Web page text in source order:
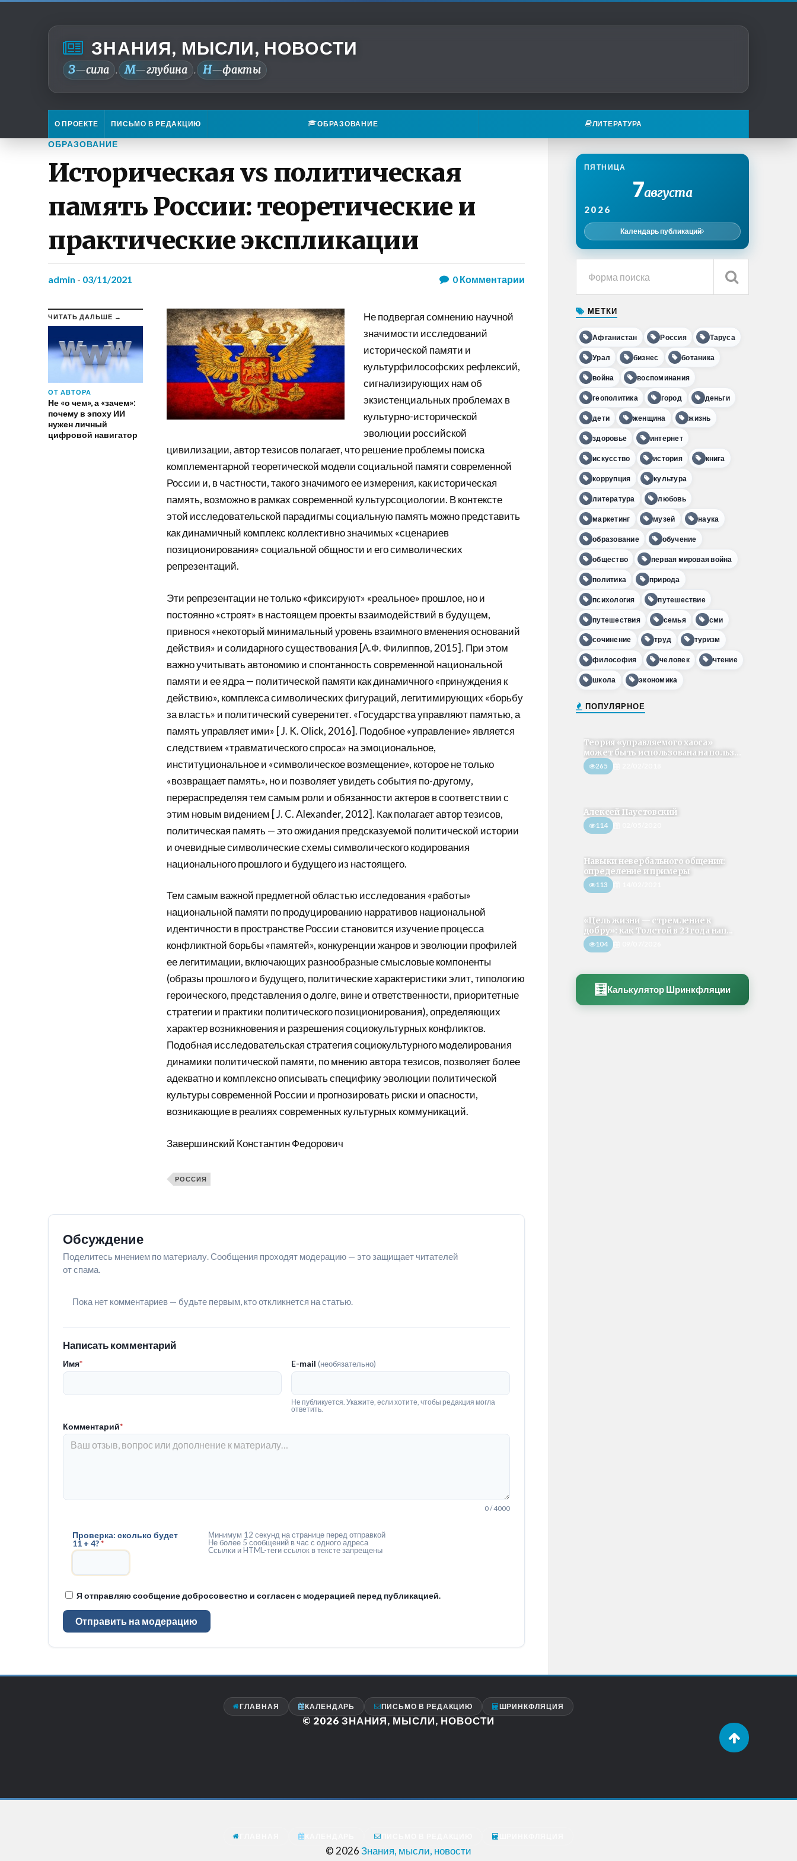
ЗНАНИЯ, МЫСЛИ, НОВОСТИ
З—сила . М—глубина . Н—факты
О ПРОЕКТЕ ПИСЬМО В РЕДАКЦИЮ ОБРАЗОВАНИЕ ЛИТЕРАТУРА
ОБРАЗОВАНИЕ
Историческая vs политическая
память России: теоретические и
практические экспликации
admin - 03/11/2021 0Комментарии
ЧИТАТЬ ДАЛЬШЕ →
ОТ АВТОРА
Не «о чем», а «зачем»:
почему в эпоху ИИ
нужен личный
цифровой навигатор
Не подвергая сомнению научной
значимости исследований
исторической памяти и
культурфилософских рефлексий,
сигнализирующих нам об
экзистенциальных проблемах в
культурно-исторической
эволюции российской
цивилизации, автор тезисов полагает, что решение проблемы поиска
комплементарной теоретической модели социальной памяти современной
России и, в частности, такого значимого ее измерения, как историческая
память, возможно в рамках современной культурсоциологии. В контексте
этой исследовательской парадигмы социальную память можно представить
как динамичный комплекс коллективно значимых «сценариев
позиционирования» социальной общности и его символических
репрезентаций.
Эти репрезентации не только «фиксируют» «реальное» прошлое, но и
постоянно «строят» в настоящем проекты взаимодействий в будущем,
привнося «некоторый минимальный уровень взаимного вменения оснований
действия» и солидарного существования [А.Ф. Филиппов, 2015]. При этом
важно учитывать автономию и спонтанность современной национальной
памяти и ее ядра — политической памяти как динамичного «принуждения к
действию», комплекса символических фигураций, легитимирующих «борьбу
за власть» и политический суверенитет. «Государства управляют памятью, а
память управляет ими» [ J. K. Olick, 2016]. Подобное «управление» является
следствием «травматического спроса» на эмоциональное,
институциональное и «символическое возмещение», которое не только
«возвращает память», но и позволяет увидеть события по-другому,
перераспределяя тем самым роли и обязанности актеров в соответствии с
этим новым видением [ J. C. Alexander, 2012]. Как полагает автор тезисов,
политическая память — это ожидания предсказуемой политической истории
и очевидные символические схемы символического кодирования
национального прошлого и будущего из настоящего.
Тем самым важной предметной областью исследования «работы»
национальной памяти по продуцированию нарративов национальной
идентичности в пространстве России становится изучение процесса
конфликтной борьбы «памятей», конкуренции жанров и эволюции профилей
ее легитимации, включающих разнообразные смысловые компоненты
(образы прошлого и будущего, политические характеристики элит, типологию
героического, представления о долге, вине и ответственности, приоритетные
стратегии и практики политического позиционирования), определяющих
характер возникновения и разрешения социокультурных конфликтов.
Подобная исследовательская стратегия социокультурного моделирования
динамики политической памяти, по мнению автора тезисов, позволяет более
адекватно и комплексно описывать специфику эволюции политической
культуры современной России и прогнозировать риски и опасности,
возникающие в реалиях современных культурных коммуникаций.
Завершинский Константин Федорович
РОССИЯ
Обсуждение
Поделитесь мнением по материалу. Сообщения проходят модерацию — это защищает читателей
от спама.
Пока нет комментариев — будьте первым, кто откликнется на статью.
Написать комментарий
Имя* E-mail (необязательно)
Не публикуется. Укажите, если хотите, чтобы редакция могла
ответить.
Комментарий*
0 / 4000
Проверка: сколько будет
11 + 4?*
Минимум 12 секунд на странице перед отправкой
Не более 5 сообщений в час с одного адреса
Ссылки и HTML-теги ссылок в тексте запрещены
Я отправляю сообщение добросовестно и согласен с модерацией перед публикацией.
Отправить на модерацию
ПЯТНИЦА
7августа
2026
Календарь публикаций
МЕТКИ
Афганистан Россия Таруса
Урал бизнес ботаника
война воспоминания
геополитика город деньги
дети женщина жизнь
здоровье интернет
искусство история книга
коррупция культура
литература любовь
маркетинг музей наука
образование обучение
общество первая мировая война
политика природа
психология путешествие
путешествия семья сми
сочинение труд туризм
философия человек чтение
школа экономика
ПОПУЛЯРНОЕ
Теория «управляемого хаоса»
может быть использована на польз...
265
Алексей Паустовский
114
Навыки невербального общения:
определение и примеры
113
«Цель жизни — стремление к
добру»: как Толстой в 23 года нап...
104
🧮 Калькулятор Шринкфляции
ГЛАВНАЯ КАЛЕНДАРЬ ПИСЬМО В РЕДАКЦИЮ ШРИНКФЛЯЦИЯ
© 2026 ЗНАНИЯ, МЫСЛИ, НОВОСТИ
© 2026Знания, мысли, новости